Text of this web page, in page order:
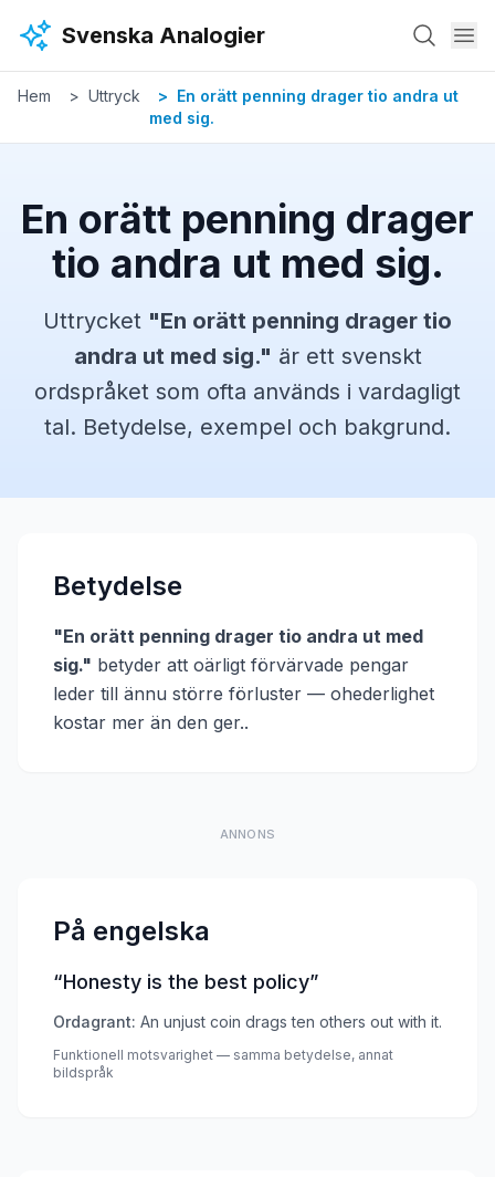
Svenska Analogier
Hem Uttryck
En orätt penning drager tio andra ut
med sig.
En orätt penning drager
tio andra ut med sig.
Uttrycket "En orätt penning drager tio
andra ut med sig." är ett svenskt
ordspråket som ofta används i vardagligt
tal. Betydelse, exempel och bakgrund.
Betydelse
"En orätt penning drager tio andra ut med
sig." betyder att oärligt förvärvade pengar
leder till ännu större förluster — ohederlighet
kostar mer än den ger..
ANNONS
På engelska
“Honesty is the best policy”
Ordagrant: An unjust coin drags ten others out with it.
Funktionell motsvarighet — samma betydelse, annat
bildspråk